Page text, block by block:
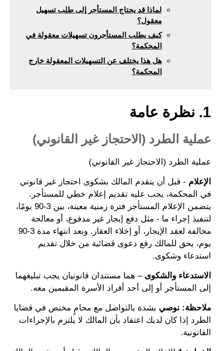
لماذا قد يحتاج المستأجر إلى طلب تسهيل
معقول؟
كيف يطلب المستأجرون تسهيلات معقولة في
المحكمة؟
هل هذا يختلف عن التسهيلات المعقولة خارج
المحكمة؟
1. نظرة عامة
عملية الطرد (الاحتجاز غير القانوني)
عملية الطرد (الاحتجاز غير القانوني)
الإعلام - قبل أن يتقدم المالك بشكوى احتجاز غير قانوني
في المحكمة، يجب عليه تقديم إعلام خطي للمستأجر.
يتضمن الإعلام المستأجر فترة زمنية معينة، بين 3-90 يومًا،
لتنفيذ إجراء ما - مثل دفع إيجار غير مدفوع، أو معالجة
مخالفة لعقد الإيجار، أو إخلاء العقار. وبعد انتهاء مدة 3-90
يوم، يحق للمالك رفع دعوى قضائية من خلال تقديم
استدعاء وشكوى.
الاستدعاء والشكوى – هما مستندان قانونيان يجب تبليغهما
إلى المستأجر أو إلى أحد أفراد الأسرة المقيمين معه.
ملاحظة: نوصي بشدة بالتواصل مع محامٍ مختص في قضايا
الطرد إذا كان لديك اعتقاد بأن المالك لا يلتزم بالإجراءات
القانونية.